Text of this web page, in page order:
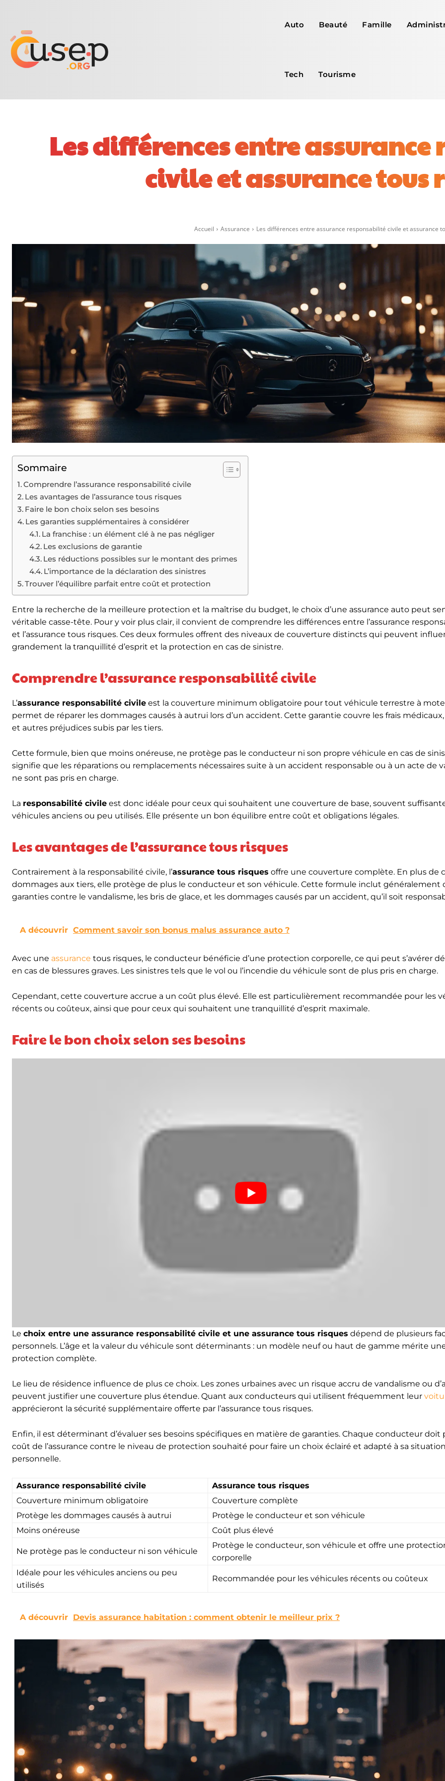
Auto Beauté Famille
Tech Tourisme
Les différences entre
civile et assurance tous
Accueil Assurance Les différences entre assurance responsabilité civile et assurance
Sommaire
Comprendre l’assurance responsabilité civile
Les avantages de l’assurance tous risques
Faire le bon choix selon ses besoins
Les garanties supplémentaires à considérer
La franchise : un élément clé à ne pas négliger
Les exclusions de garantie
Les réductions possibles sur le montant des primes
L’importance de la déclaration des sinistres
Trouver l’équilibre parfait entre coût et protection
Entre la recherche de la meilleure protection et la maîtrise du budget, le choix d’une assurance auto peut
véritable casse-tête. Pour y voir plus clair, il convient de comprendre les différences entre l’assurance
et l’assurance tous risques. Ces deux formules offrent des niveaux de couverture distincts qui peuvent
grandement la tranquillité d’esprit et la protection en cas de sinistre.
Comprendre l’assurance responsabilité civile
L’assurance responsabilité civile est la couverture minimum obligatoire pour tout véhicule terrestre à
permet de réparer les dommages causés à autrui lors d’un accident. Cette garantie couvre les frais
et autres préjudices subis par les tiers.
Cette formule, bien que moins onéreuse, ne protège pas le conducteur ni son propre véhicule en cas de
signifie que les réparations ou remplacements nécessaires suite à un accident responsable ou à un acte de
ne sont pas pris en charge.
La responsabilité civile est donc idéale pour ceux qui souhaitent une couverture de base, souvent
véhicules anciens ou peu utilisés. Elle présente un bon équilibre entre coût et obligations légales.
Les avantages de l’assurance tous risques
Contrairement à la responsabilité civile, l’assurance tous risques offre une couverture complète. En plus de
dommages aux tiers, elle protège de plus le conducteur et son véhicule. Cette formule inclut généralement
garanties contre le vandalisme, les bris de glace, et les dommages causés par un accident, qu’il soit
A découvrir Comment savoir son bonus malus assurance auto ?
Avec une assurance tous risques, le conducteur bénéficie d’une protection corporelle, ce qui peut s’avérer
en cas de blessures graves. Les sinistres tels que le vol ou l’incendie du véhicule sont de plus pris en charge.
Cependant, cette couverture accrue a un coût plus élevé. Elle est particulièrement recommandée pour les
récents ou coûteux, ainsi que pour ceux qui souhaitent une tranquillité d’esprit maximale.
Faire le bon choix selon ses besoins
Le choix entre une assurance responsabilité civile et une assurance tous risques dépend de plusieurs
personnels. L’âge et la valeur du véhicule sont déterminants : un modèle neuf ou haut de gamme mérite
protection complète.
Le lieu de résidence influence de plus ce choix. Les zones urbaines avec un risque accru de vandalisme ou
peuvent justifier une couverture plus étendue. Quant aux conducteurs qui utilisent fréquemment leur
apprécieront la sécurité supplémentaire offerte par l’assurance tous risques.
Enfin, il est déterminant d’évaluer ses besoins spécifiques en matière de garanties. Chaque conducteur doit
coût de l’assurance contre le niveau de protection souhaité pour faire un choix éclairé et adapté à sa situation
personnelle.
Assurance responsabilité civile
Assurance tous risques
Couverture minimum obligatoire
Couverture complète
Protège les dommages causés à autrui
Protège le conducteur et son véhicule
Moins onéreuse
Coût plus élevé
Ne protège pas le conducteur ni son véhicule
Protège le conducteur, son véhicule et offre une
corporelle
Idéale pour les véhicules anciens ou peu
utilisés
Recommandée pour les véhicules récents ou coûteux
A découvrir Devis assurance habitation : comment obtenir le meilleur prix ?